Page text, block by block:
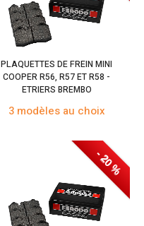
PLAQUETTES DE FREIN MINI
COOPER R56, R57 ET R58 -
ETRIERS BREMBO
3 modèles au choix
- 20 %